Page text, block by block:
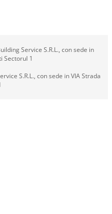
Service S.R.L., con sede in
Sectorul 1
S.R.L., con sede in VIA Strada